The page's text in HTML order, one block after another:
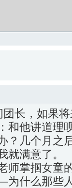
长，如果
和他讲道理
？几个月之
就满意了。
师掌掴女童
什么那些